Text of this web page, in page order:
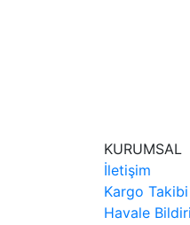
KURUMSAL
İletişim
Kargo Takibi
Havale